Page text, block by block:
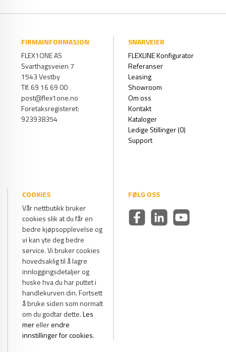
FIRMAINFORMASJON
FLEX1ONE AS
Svarthagsveien 7
1543 Vestby
Tlf. 69 16 69 00
post@flex1one.no
Foretaksregisteret:
923938354
SNARVEIER
FLEXLINE Konfigurator
Referanser
Leasing
Showroom
Om oss
Kontakt
Kataloger
Ledige Stillinger (0)
Support
COOKIES
Vår nettbutikk bruker
cookies slik at du får en
bedre kjøpsopplevelse og
vi kan yte deg bedre
service. Vi bruker cookies
hovedsaklig til å lagre
innloggingsdetaljer og
huske hva du har puttet i
handlekurven din. Fortsett
å bruke siden som normalt
om du godtar dette.Les
merellerendre
innstillinger for cookies.
FØLG OSS